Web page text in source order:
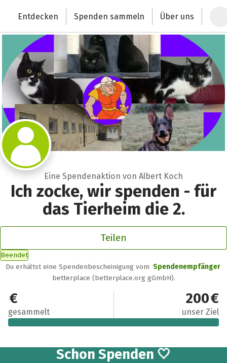
Deutschlands größte Spendenplattform
Entdecken Spenden sammeln Über uns
Eine Spendenaktion von Albert Koch
Ich zocke, wir spenden - für
das Tierheim die 2.
Teilen
Beendet
Du erhältst eine Spendenbescheinigung vom Spendenempfänger
betterplace (betterplace.org gGmbH).
220 €
gesammelt
200 €
unser Ziel
Schon 7
Spenden 🤍